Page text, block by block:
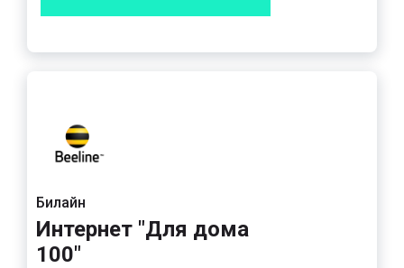
Билайн
Интернет "Для дома
100"